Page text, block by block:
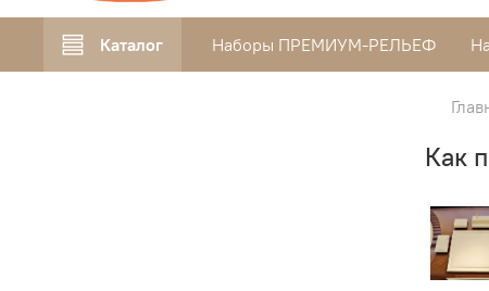
Каталог Наборы ПРЕМИУМ-РЕЛЬЕФ
Как